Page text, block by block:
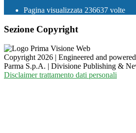
Pagina visualizzata 236637 volte
Sezione Copyright
Copyright 2026 | Engineered and
Parma S.p.A. | Divisione Publishing &
Disclaimer trattamento dati personali